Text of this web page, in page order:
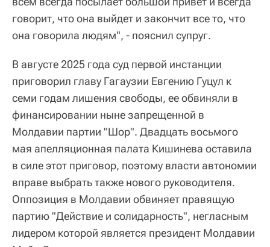
говорит, что она выйдет и закончит все то, что
она говорила людям", - пояснил супруг.
В августе 2025 года суд первой инстанции
приговорил главу Гагаузии Евгению Гуцул к
семи годам лишения свободы, ее обвиняли в
финансировании ныне запрещенной в
Молдавии партии "Шор". Двадцать восьмого
мая апелляционная палата Кишинева оставила
в силе этот приговор, поэтому власти автономии
вправе выбрать также нового руководителя.
Оппозиция в Молдавии обвиняет правящую
партию "Действие и солидарность", негласным
лидером которой является президент Молдавии